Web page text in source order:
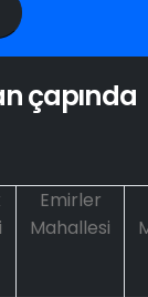
çapında
Emirler
Mahallesi